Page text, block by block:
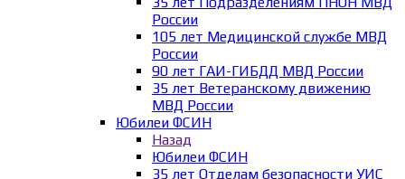
России
105 лет Медицинской службе МВД
России
90 лет ГАИ-ГИБДД МВД России
35 лет Ветеранскому движению
МВД России
Юбилеи ФСИН
Назад
Юбилеи ФСИН
35 лет Отделам безопасности УИС